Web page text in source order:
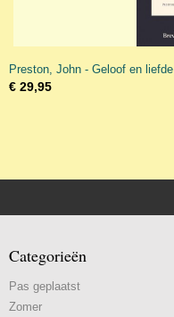
Preston, John - Geloof en liefde
€ 29,95
Categorieën
Pas geplaatst
Zomer